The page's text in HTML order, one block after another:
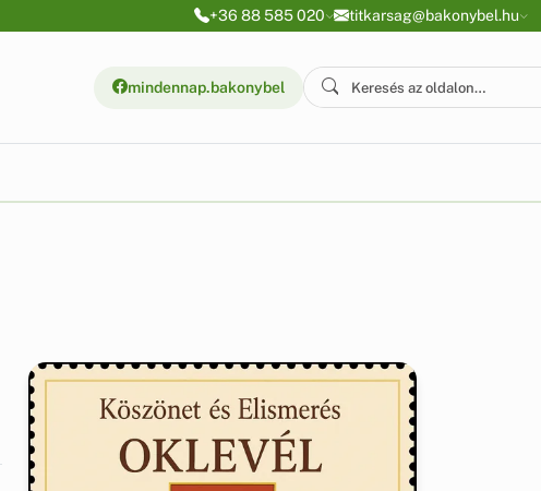
+36 88 585 020 titkarsag@bakonybel.hu
mindennap.bakonybel